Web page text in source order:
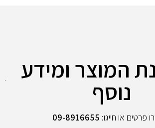
המוצר ומידע
נוסף
פרטים או חייגו: 09-8916655